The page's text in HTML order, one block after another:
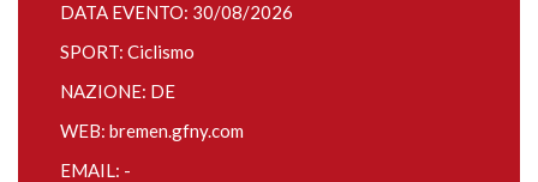
DATA EVENTO: 30/08/2026
SPORT: Ciclismo
NAZIONE: DE
WEB: bremen.gfny.com
EMAIL: -